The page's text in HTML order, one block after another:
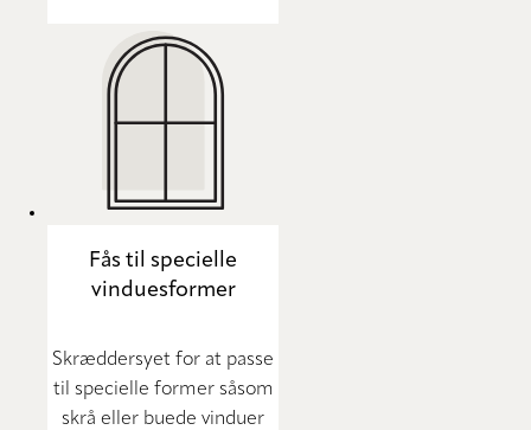
Fås til specielle
vinduesformer
Skræddersyet for at passe
til specielle former såsom
skrå eller buede vinduer